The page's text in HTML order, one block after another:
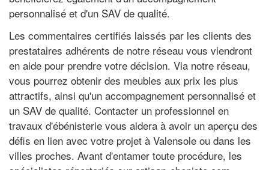
personnalisé et d'un SAV de qualité.
Les commentaires certifiés laissés par les clients des
prestataires adhérents de notre réseau vous viendront
en aide pour prendre votre décision. Via notre réseau,
vous pourrez obtenir des meubles aux prix les plus
attractifs, ainsi qu'un accompagnement personnalisé et
un SAV de qualité. Contacter un professionnel en
travaux d'ébénisterie vous aidera à avoir un aperçu des
défis en lien avec votre projet à Valensole ou dans les
villes proches. Avant d'entamer toute procédure, les